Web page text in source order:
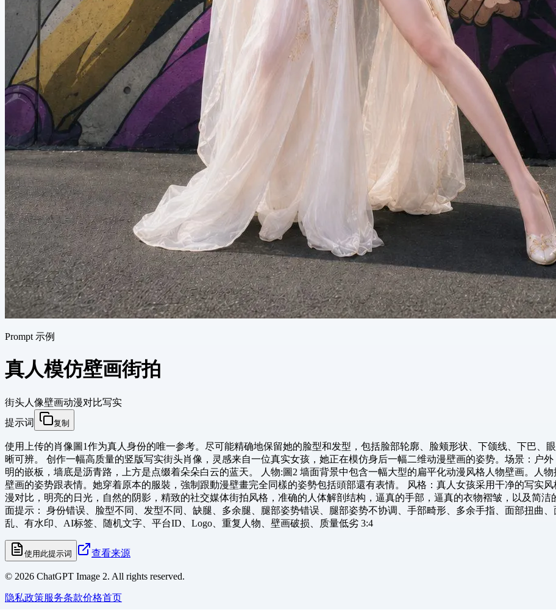
Prompt 示例
真人模仿壁画街拍
街头人像壁画动漫对比写实
提示词
复制
使用上传的肖像圖1作为真人身份的唯一参考。尽可能精确地保留她的脸型和发型，包括脸部轮廓、脸颊形状、下颌线、下巴、
晰可辨。 创作一幅高质量的竖版写实街头肖像，灵感来自一位真实女孩，她正在模仿身后一幅二维动漫壁画的姿势。场景：户
明的嵌板，墙底是沥青路，上方是点缀着朵朵白云的蓝天。 人物:圖2 墙面背景中包含一幅大型的扁平化动漫风格人物壁画。人
壁画的姿势跟表情。她穿着原本的服裝，強制跟動漫壁畫完全同樣的姿勢包括頭部還有表情。 风格：真人女孩采用干净的写实
漫对比，明亮的日光，自然的阴影，精致的社交媒体街拍风格，准确的人体解剖结构，逼真的手部，逼真的衣物褶皱，以及简
面提示： 身份错误、脸型不同、发型不同、缺腿、多余腿、腿部姿势错误、腿部姿势不协调、手部畸形、多余手指、面部扭曲
乱、有水印、AI标签、随机文字、平台ID、Logo、重复人物、壁画破损、质量低劣 3:4
使用此提示词 查看来源
© 2026 ChatGPT Image 2. All rights reserved.
隐私政策服务条款价格首页